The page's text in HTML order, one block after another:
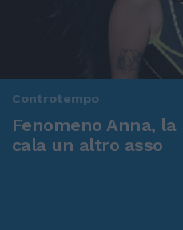
Controtempo
Fenomeno Anna,
cala un altro asso